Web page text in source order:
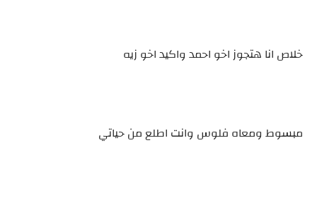
خلاص انا هتجوز اخو احمد واكيد اخو زيه
مبسوط ومعاه فلوس وانت اطلع من حياتي